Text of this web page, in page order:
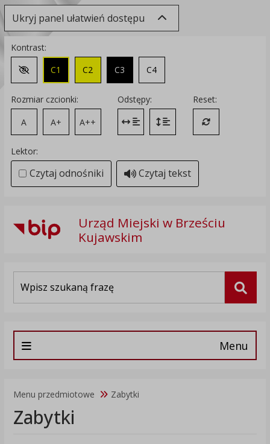
Ukryj panel ułatwień dostępu
Kontrast:
Zmień kontrast na domyślny
C1 C2 C3 C4
Rozmiar czcionki:
A
A+ A++
Odstępy:
Zmień odstęp między literami
Zmień interlinię i margines
Reset:
Przywróć
Lektor:
Czytaj odnośniki Czytaj tekst
Urząd Miejski w Brześciu
Kujawskim
Menu
Menu przedmiotowe Zabytki
Zabytki